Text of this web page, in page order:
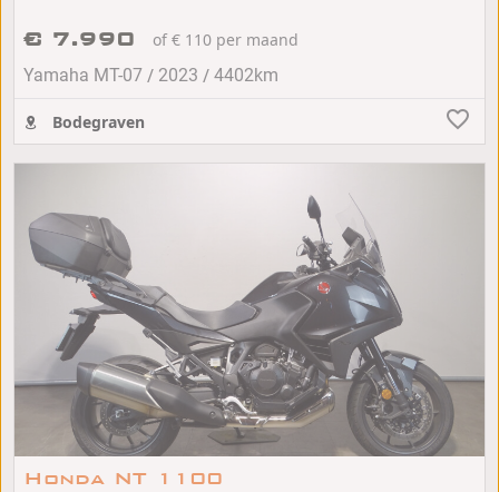
€ 7.990
of € 110 per maand
Yamaha MT-07 / 2023 / 4402km
Bodegraven
Honda NT 1100